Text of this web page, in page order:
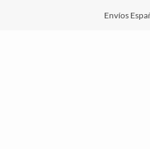
Envíos